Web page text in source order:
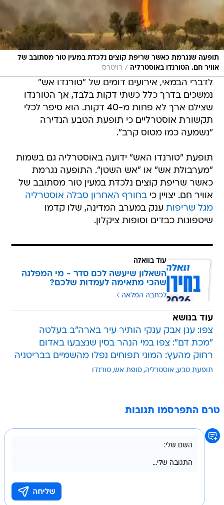
תופעה שנגרמת כאשר שריפת קוצים נלכדת במעין טור מסתובב של
אוויר חם. הטורנדו באוסטרליה
/ רויטרס
לדברי הבמאי, אירועים דומים של "טורנדו אש"
נמשכים בדרך כלל כשתי דקות בלבד, אך הטורנדו
שצילם ארך לא פחות מ-40 דקות. הוא סיפר לכלי
תקשורת אוסטרליים כי תופעת הטבע הנדירה
"נשמעה כמו מטוס קרב".
תופעת "טורנדו האש" ידועה באוסטרליה גם בשמות
כאשר שריפת קוצים נלכדת במעין טור מסתובב של
אוויר חם. יצויין כיבחורף האחרון סבלה אוסטרליה
מגל שריפותענק במערב המדינה, שלו קדמו
שיטפונות כבדים וסופות ציקלון.
השאלון שיעשה לכם סדר - מי המפלגה
שהכי מתאימה לעמדות שלכם?
לכתבה המלאה
עוד בנושא
"מכת דם": צפו במי הנהר בסין שנצבעו באדום
רחוק מהעץ: המוני תפוחים נפלו מהשמיים בבריטניה
תופעת טבע אוסטרליה סופת אש טורנדו
בשליחת התגובה אני מסכים לתנאי השימוש